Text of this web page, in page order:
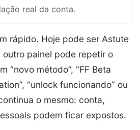
real da conta.
rápido. Hoje pode ser Astute
outro painel pode repetir o
“novo método”, “FF Beta
“unlock funcionando” ou
o mesmo: conta,
podem ficar expostos.